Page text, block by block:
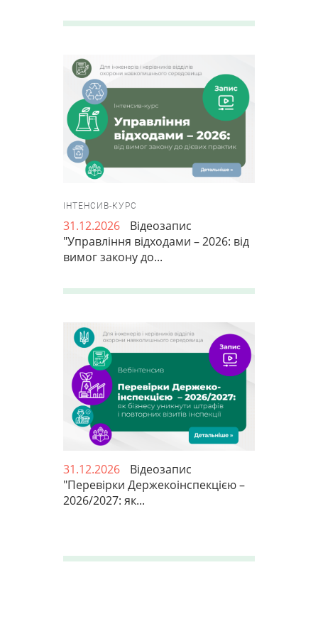
ІНТЕНСИВ-КУРС
31.12.2026
Відеозапис
"Управління відходами – 2026: від
вимог закону до...
31.12.2026
Відеозапис
"Перевірки Держекоінспекцією –
2026/2027: як...